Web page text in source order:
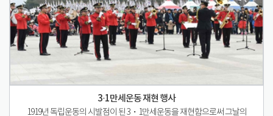
3·1만세운동 재현 행사
1919년 독립운동의 시발점이 된 3・1만세운동을 재현함으로써 그날의